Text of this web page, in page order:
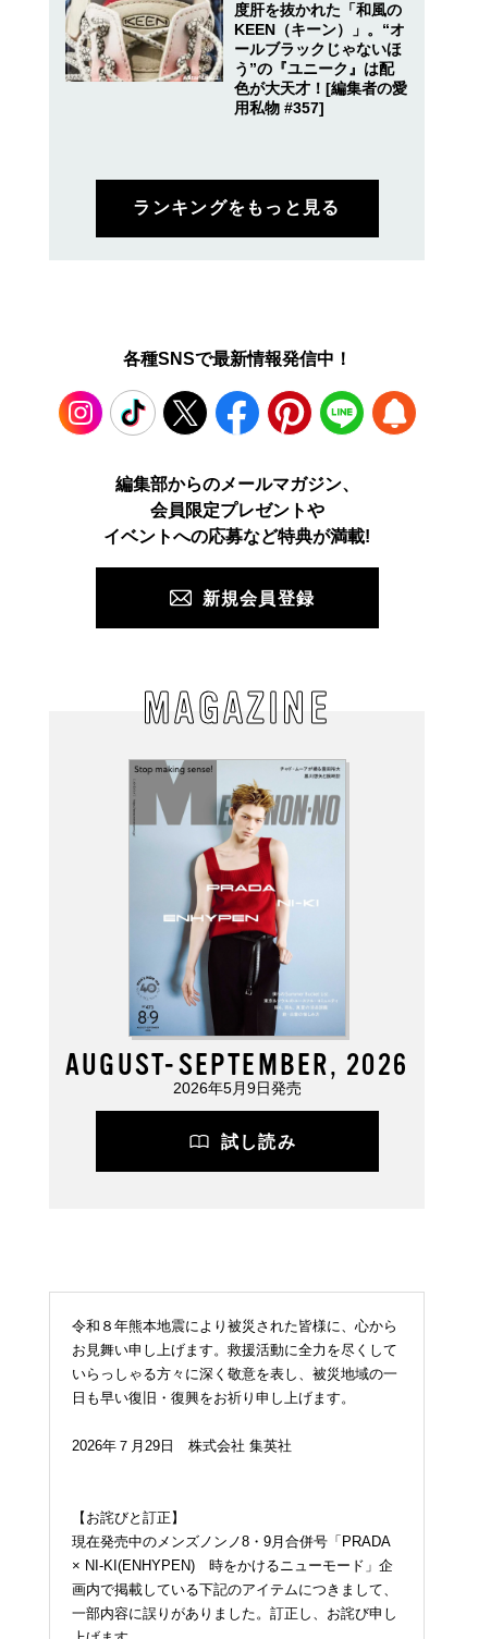
度肝を抜かれた「和風の
KEEN（キーン）」。“オ
ールブラックじゃないほ
う”の『ユニーク』は配
色が大天才！[編集者の愛
用私物 #357]
ランキングをもっと見る
各種SNSで最新情報発信中！
TikTok Facebook Pinterest LINE
編集部からのメールマガジン、
会員限定プレゼントや
イベントへの応募など特典が満載!
新規会員登録
MAGAZINE
AUGUST-SEPTEMBER, 2026
2026年5月9日発売
試し読み
令和８年熊本地震により被災された皆様に、心から
お見舞い申し上げます。救援活動に全力を尽くして
いらっしゃる方々に深く敬意を表し、被災地域の一
日も早い復旧・復興をお祈り申し上げます。
2026年７月29日 株式会社 集英社
【お詫びと訂正】
現在発売中のメンズノンノ8・9月合併号「PRADA
× NI-KI(ENHYPEN) 時をかけるニューモード」企
画内で掲載している下記のアイテムにつきまして、
一部内容に誤りがありました。訂正し、お詫び申し